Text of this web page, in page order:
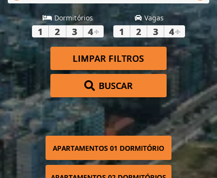
Dormitórios
1 2 3 4+
Vagas
1 2 3 4+
LIMPAR FILTROS
BUSCAR
APARTAMENTOS 01 DORMITÓRIO